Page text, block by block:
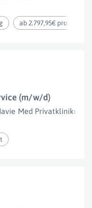
ab 2.797,95€ pro Monat
(m/w/d)
Med Privatkliniken